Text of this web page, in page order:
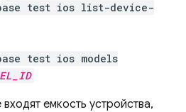
test ios list-device-
test ios models
емкость устройства,